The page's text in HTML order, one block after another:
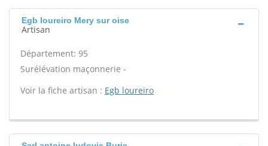
Egb loureiro Mery sur oise
Artisan
Département: 95
Surélévation maçonnerie -
Voir la fiche artisan : Egb loureiro